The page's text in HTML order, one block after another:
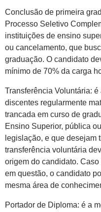
Conclusão de primeira
Processo Seletivo
instituições de ensino
ou cancelamento, que
graduação. O candidato
mínimo de 70% da carga
Transferência Voluntária:
discentes regularmente
trancada em curso de
Ensino Superior, pública
legislação, e que desejam
transferência voluntária
origem do candidato.
em questão, o candidato
mesma área de
Portador de Diploma: é a